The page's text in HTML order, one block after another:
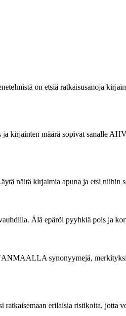
on etsiä ratkaisusanoja
kirjainten määrä sopivat sanalle
näitä kirjaimia apuna ja etsi niihin
Älä epäröi pyyhkiä pois ja
synonyymejä,
erilaisia ristikoita, jotta